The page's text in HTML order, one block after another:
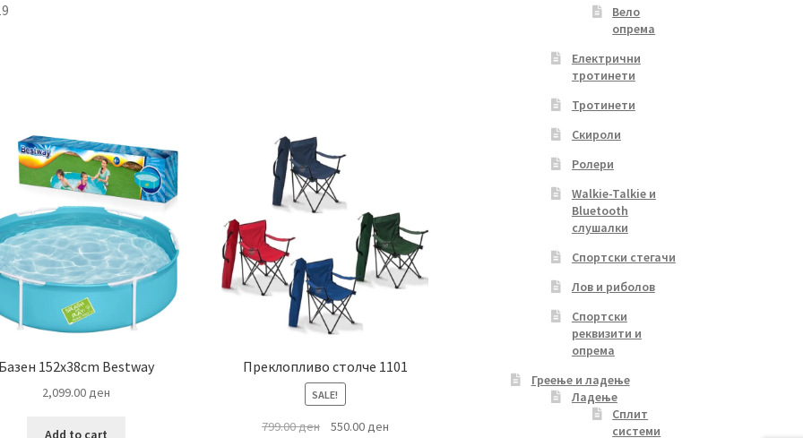
152х38cm Bestway
2,099.00ден
Add to cart
Преклопливо столче 1101
SALE!
799.00ден
Original
550.00денCurrent
Вело
опрема
Електрични
тротинети
Тротинети
Скироли
Ролери
Walkie-Talkie и
Bluetooth
слушалки
Спортски стегачи
Лов и риболов
Спортски
реквизити и
опрема
Греење и ладење
Ладење
Сплит
системи